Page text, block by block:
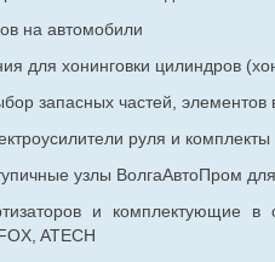
на автомобили
для хонинговки цилиндров
запасных частей,
руля и
узлы ВолгаАвтоПром
и комплектующие
ATECH